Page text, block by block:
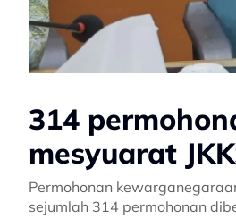
314
mesyuarat
Permohonan
sejumlah 314 permohonan